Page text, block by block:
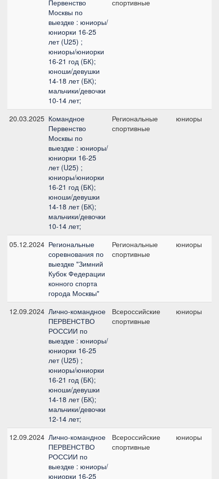
Первенство
Москвы по
выездке : юниоры/
юниорки 16-25
лет (U25) ;
юниоры/юниорки
16-21 год (БК);
юноши/девушки
14-18 лет (БК);
мальчики/девочки
10-14 лет;
спортивные
20.03.2025 Командное
Первенство
Москвы по
выездке : юниоры/
юниорки 16-25
лет (U25) ;
юниоры/юниорки
16-21 год (БК);
юноши/девушки
14-18 лет (БК);
мальчики/девочки
10-14 лет;
Региональные
спортивные
юниоры
05.12.2024 Региональные
соревнования по
выездке "Зимний
Кубок Федерации
конного спорта
города Москвы"
Региональные
спортивные
юниоры
12.09.2024 Лично-командное
ПЕРВЕНСТВО
РОССИИ по
выездке : юниоры/
юниорки 16-25
лет (U25) ;
юниоры/юниорки
16-21 год (БК);
юноши/девушки
14-18 лет (БК);
мальчики/девочки
12-14 лет;
Всероссийские
спортивные
юниоры
12.09.2024 Лично-командное
ПЕРВЕНСТВО
РОССИИ по
выездке : юниоры/
юниорки 16-25
Всероссийские
спортивные
юниоры